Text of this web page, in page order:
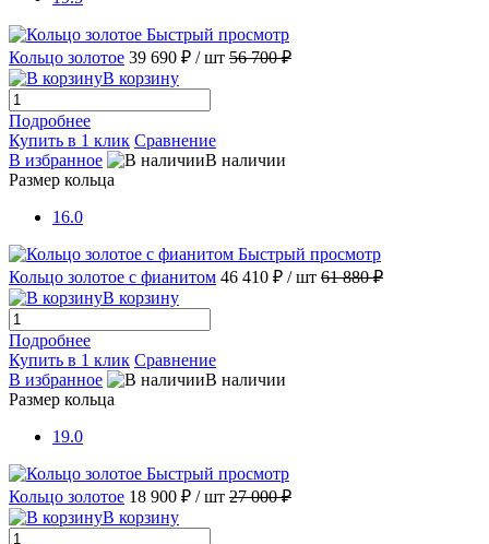
Быстрый просмотр
Кольцо золотое 39 690 ₽ / шт 56 700 ₽
В корзину
Подробнее
Купить в 1 клик Сравнение
В избранное
В наличии
Размер кольца
16.0
Быстрый просмотр
Кольцо золотое с фианитом 46 410 ₽ / шт 61 880 ₽
В корзину
Подробнее
Купить в 1 клик Сравнение
В избранное
В наличии
Размер кольца
19.0
Быстрый просмотр
Кольцо золотое 18 900 ₽ / шт 27 000 ₽
В корзину